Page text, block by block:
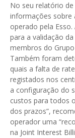
No seu relatório
informações sobre
operado pela
para a validação
membros do
Também foram
quais a falta de
registados nos
a configuração do
custos para todos
dos prazos”,
operador uma
na Joint Interest